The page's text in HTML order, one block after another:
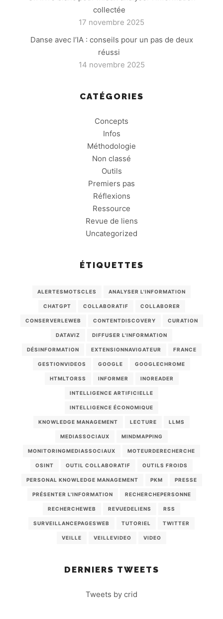
collectée
17 novembre 2025
Danse avec l’IA : conseils pour un pas de deux
réussi
14 novembre 2025
CATÉGORIES
Concepts
Infos
Méthodologie
Non classé
Outils
Premiers pas
Réflexions
Ressource
Revue de liens
Uncategorized
ÉTIQUETTES
ALERTESMOTSCLES ANALYSER L'INFORMATION
CHATGPT COLLABORATIF COLLABORER
CONSERVERLEWEB CONTENTDISCOVERY CURATION
DATAVIZ DIFFUSER L'INFORMATION
DÉSINFORMATION EXTENSIONNAVIGATEUR FRANCE
GESTIONVIDEOS GOOGLE GOOGLECHROME
HTMLTORSS INFORMER INOREADER
INTELLIGENCE ARTIFICIELLE
INTELLIGENCE ÉCONOMIQUE
KNOWLEDGE MANAGEMENT LECTURE LLMS
MEDIASSOCIAUX MINDMAPPING
MONITORINGMEDIASSOCIAUX MOTEURDERECHERCHE
OSINT OUTIL COLLABORATIF OUTILS FROIDS
PERSONAL KNOWLEDGE MANAGEMENT PKM PRESSE
PRÉSENTER L'INFORMATION RECHERCHEPERSONNE
RECHERCHEWEB REVUEDELIENS RSS
SURVEILLANCEPAGESWEB TUTORIEL TWITTER
VEILLE VEILLEVIDEO VIDEO
DERNIERS TWEETS
Tweets by crid